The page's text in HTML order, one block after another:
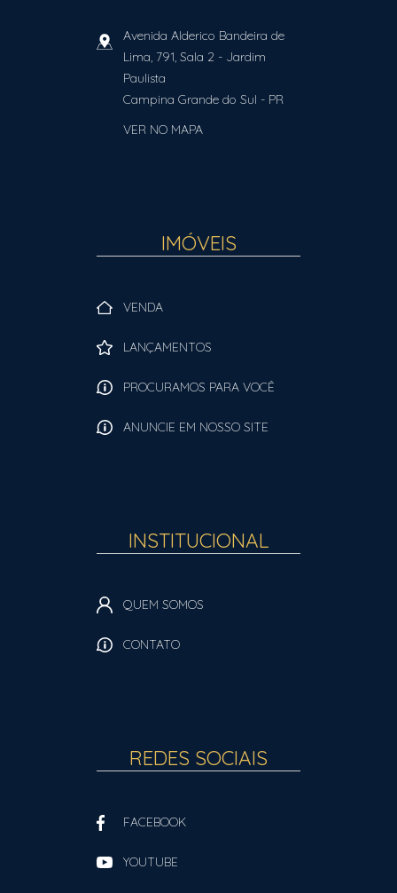
Avenida Alderico Bandeira de
Lima, 791, Sala 2 - Jardim
Paulista
Campina Grande do Sul - PR
VER NO MAPA
IMÓVEIS
VENDA
LANÇAMENTOS
PROCURAMOS PARA VOCÊ
ANUNCIE EM NOSSO SITE
INSTITUCIONAL
QUEM SOMOS
CONTATO
REDES SOCIAIS
FACEBOOK
YOUTUBE